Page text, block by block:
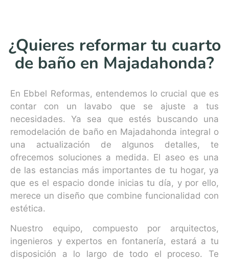
¿Quieres reformar tu cuarto
de baño en Majadahonda?
En Ebbel Reformas, entendemos lo crucial que es
contar con un lavabo que se ajuste a tus
necesidades. Ya sea que estés buscando una
remodelación de baño en Majadahonda integral o
una actualización de algunos detalles, te
ofrecemos soluciones a medida. El aseo es una
de las estancias más importantes de tu hogar, ya
que es el espacio donde inicias tu día, y por ello,
merece un diseño que combine funcionalidad con
estética.
Nuestro equipo, compuesto por arquitectos,
ingenieros y expertos en fontanería, estará a tu
disposición a lo largo de todo el proceso. Te